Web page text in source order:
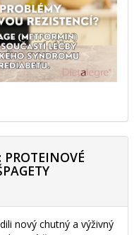
PROTEINOVÉ
nový chutný a výživný